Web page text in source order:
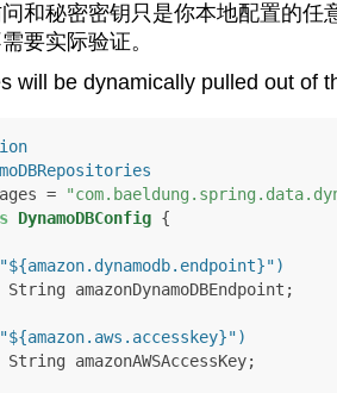
和秘密密钥只是你本地配置的
要实际验证。
will be dynamically pulled out of
=
DynamoDBConfig {
amazonDynamoDBEndpoint;
amazonAWSAccessKey;